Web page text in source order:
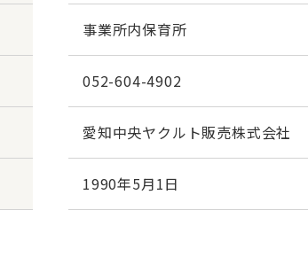
事業所内保育所
052-604-4902
愛知中央ヤクルト販売株式会社
1990年5月1日